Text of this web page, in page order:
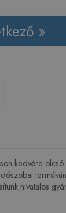
»
kedvére
hivatalos